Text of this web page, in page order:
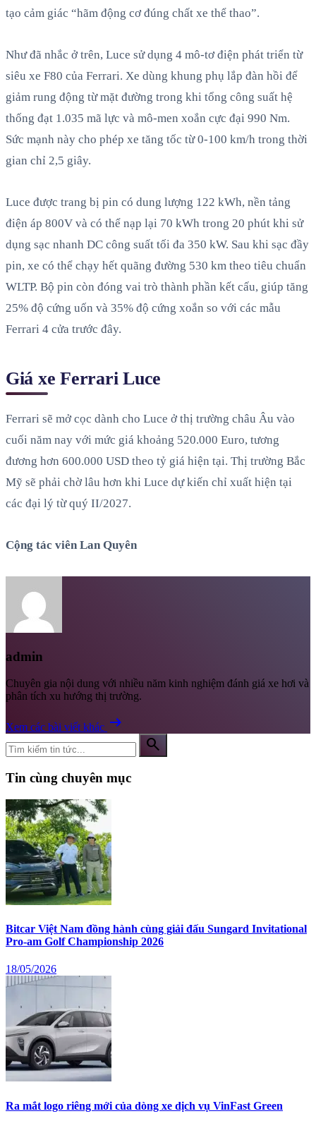
tạo cảm giác “hãm động cơ đúng chất xe thể thao”.
Như đã nhắc ở trên, Luce sử dụng 4 mô-tơ điện phát triển từ
siêu xe F80 của Ferrari. Xe dùng khung phụ lắp đàn hồi để
giảm rung động từ mặt đường trong khi tổng công suất hệ
thống đạt 1.035 mã lực và mô-men xoắn cực đại 990 Nm.
Sức mạnh này cho phép xe tăng tốc từ 0-100 km/h trong thời
gian chỉ 2,5 giây.
Luce được trang bị pin có dung lượng 122 kWh, nền tảng
điện áp 800V và có thể nạp lại 70 kWh trong 20 phút khi sử
dụng sạc nhanh DC công suất tối đa 350 kW. Sau khi sạc đầy
pin, xe có thể chạy hết quãng đường 530 km theo tiêu chuẩn
WLTP. Bộ pin còn đóng vai trò thành phần kết cấu, giúp tăng
25% độ cứng uốn và 35% độ cứng xoắn so với các mẫu
Ferrari 4 cửa trước đây.
Giá xe Ferrari Luce
Ferrari sẽ mở cọc dành cho Luce ở thị trường châu Âu vào
cuối năm nay với mức giá khoảng 520.000 Euro, tương
đương hơn 600.000 USD theo tỷ giá hiện tại. Thị trường Bắc
Mỹ sẽ phải chờ lâu hơn khi Luce dự kiến chỉ xuất hiện tại
các đại lý từ quý II/2027.
Cộng tác viên Lan Quyên
admin
Chuyên gia nội dung với nhiều năm kinh nghiệm đánh giá xe hơi và
phân tích xu hướng thị trường.
Xem các bài viết khác arrow_right_alt
search
Tin cùng chuyên mục
Bitcar Việt Nam đồng hành cùng giải đấu Sungard Invitational
Pro-am Golf Championship 2026
18/05/2026
Ra mắt logo riêng mới của dòng xe dịch vụ VinFast Green